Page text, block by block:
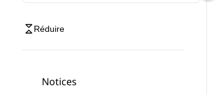
Réduire
Notices